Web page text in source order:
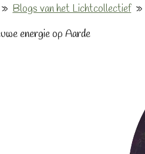
» Blogs van het Lichtcollectief »
energie op Aarde